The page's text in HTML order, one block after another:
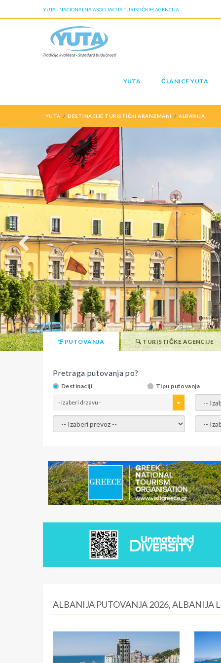
YUTA - NACIONALNA ASOCIJACIJA TURISTIČKIH AGENCIJA
YUTA ČLANICE YUTA
YUTA DESTINACIJE TURISTIČKI ARANZMANI ALBANIJA
PUTOVANJA TURISTIČKE AGENCIJE
Pretraga putovanja po?
Destinaciji Tipu putovanja
- izaberi drzavu - -
- izaberi prevoz - -
ALBANIJA PUTOVANJA 2026, ALBANIJA
Ksamil
BROJ PONUDA: